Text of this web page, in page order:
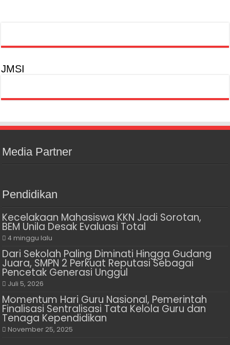
JMSI
Media Partner
Pendidikan
Kecelakaan Mahasiswa KKN Jadi Sorotan,
BEM Unila Desak Evaluasi Total
4 minggu lalu
Dari Sekolah Paling Diminati Hingga Gudang
Juara, SMPN 2 Perkuat Reputasi Sebagai
Pencetak Generasi Unggul
Juli 5, 2026
Momentum Hari Guru Nasional, Pemerintah
Finalisasi Sentralisasi Tata Kelola Guru dan
Tenaga Kependidikan
November 25, 2025